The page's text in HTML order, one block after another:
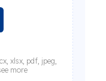
xlsx, pdf, jpeg,
more